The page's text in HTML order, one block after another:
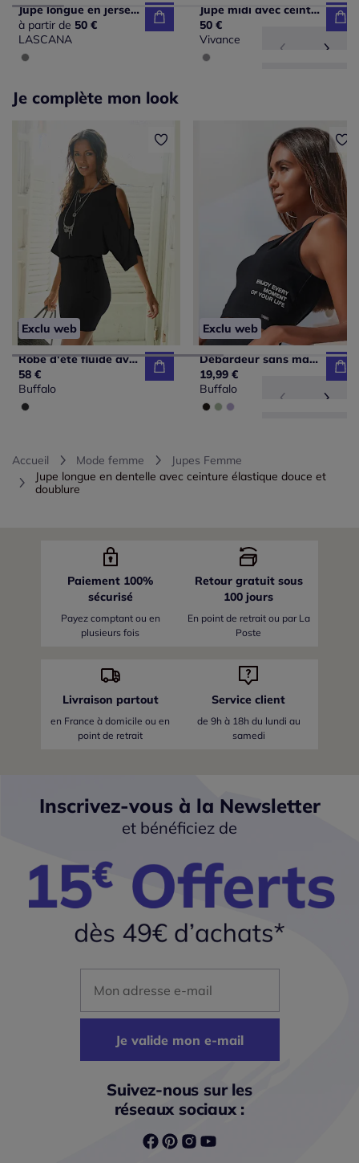
Jupe longue en jersey avec ceinture smockée et imprimé floral
à partir de 50 €
LASCANA
Jupe midi avec ceinture élastique et grande fente
50 €
Vivance
Je complète mon look
Exclu web
Robe d'été fluide avec larges manches et ceinture
58 €
Buffalo
Exclu web
Débardeur sans manches avec imprimé graphique en décolleté croisé
19,99 €
Buffalo
Accueil Mode femme
Jupes Femme
Jupe longue en dentelle avec ceinture élastique douce et
doublure
Paiement 100%
sécurisé
Payez comptant ou en
plusieurs fois
Retour gratuit sous
100 jours
En point de retrait ou par La
Poste
Livraison partout
en France à domicile ou en
point de retrait
Service client
de 9h à 18h du lundi au
samedi
Inscrivez-vous à la Newsletter
et bénéficiez de
Je valide mon e-mail
Suivez-nous sur les
réseaux sociaux :